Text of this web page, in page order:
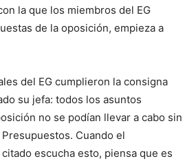
la que los miembros del EG
de la oposición, empieza a
del EG cumplieron la consigna
su jefa: todos los asuntos
no se podían llevar a cabo sin
Cuando el
escucha esto, piensa que es